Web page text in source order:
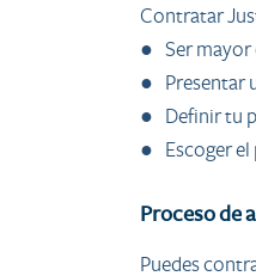
Contratar
● Ser mayor
● Presentar
● Definir tu
● Escoger el
Proceso de
Puedes